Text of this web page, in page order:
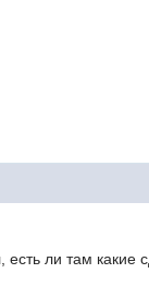
ли там какие